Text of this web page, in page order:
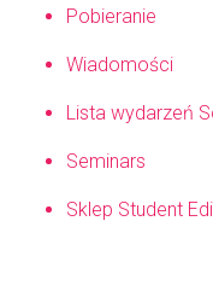
Pobieranie
Wiadomości
Lista wydarzeń
Seminars
Sklep Student